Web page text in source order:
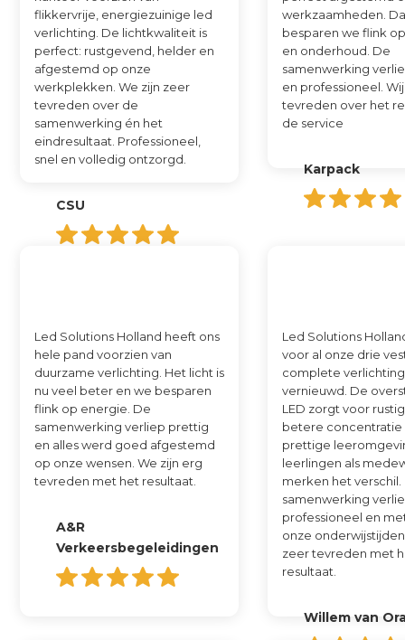
flikkervrije, energiezuinige led
verlichting. De lichtkwaliteit is
perfect: rustgevend, helder en
afgestemd op onze
werkplekken. We zijn zeer
tevreden over de
samenwerking én het
eindresultaat. Professioneel,
snel en volledig ontzorgd.
CSU
werkzaamheden.
besparen we flink
en onderhoud. De
samenwerking
en professioneel.
tevreden over het
de service
Karpack
Led Solutions Holland heeft ons
hele pand voorzien van
duurzame verlichting. Het licht is
nu veel beter en we besparen
flink op energie. De
samenwerking verliep prettig
en alles werd goed afgestemd
op onze wensen. We zijn erg
tevreden met het resultaat.
A&R
Verkeersbegeleidingen
Led Solutions
voor al onze drie
complete verlichting
vernieuwd. De
LED zorgt voor
betere concentratie
prettige
leerlingen als
merken het verschil.
samenwerking
professioneel en
onze
zeer tevreden met
resultaat.
Willem van